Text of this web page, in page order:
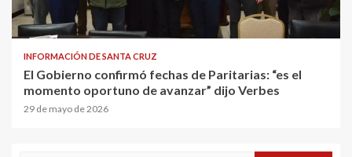
INFORMACIÓN DE SANTA CRUZ
El Gobierno confirmó fechas de Paritarias: “es el
momento oportuno de avanzar” dijo Verbes
29 de mayo de 2026